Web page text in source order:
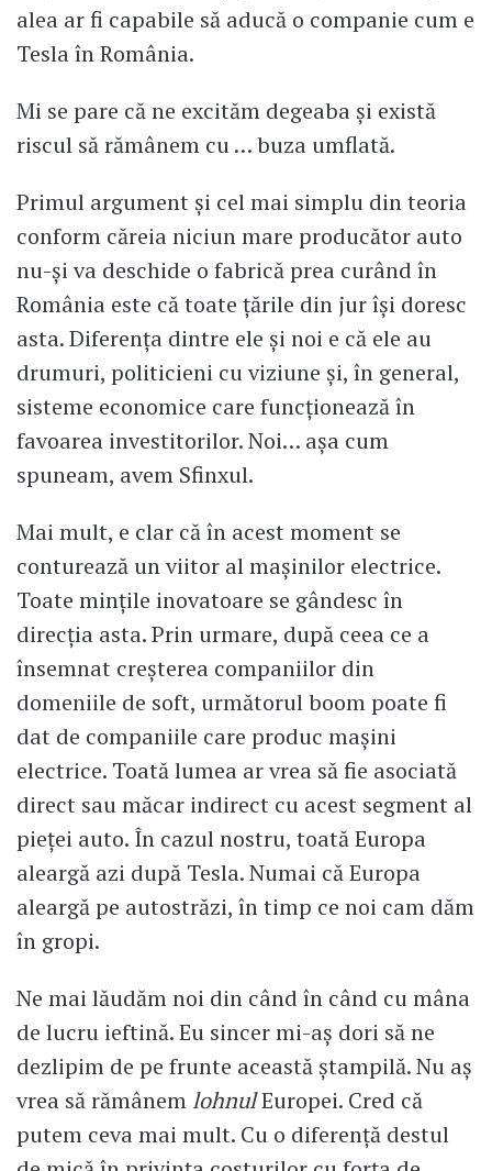
alea ar fi capabile să aducă o companie cum e
Tesla în România.
Mi se pare că ne excităm degeaba şi există
riscul să rămânem cu … buza umflată.
Primul argument şi cel mai simplu din teoria
conform căreia niciun mare producător auto
nu-şi va deschide o fabrică prea curând în
România este că toate ţările din jur îşi doresc
asta. Diferenţa dintre ele şi noi e că ele au
drumuri, politicieni cu viziune şi, în general,
sisteme economice care funcţionează în
favoarea investitorilor. Noi… aşa cum
spuneam, avem Sfinxul.
Mai mult, e clar că în acest moment se
conturează un viitor al maşinilor electrice.
Toate minţile inovatoare se gândesc în
direcţia asta. Prin urmare, după ceea ce a
însemnat creşterea companiilor din
domeniile de soft, următorul boom poate fi
dat de companiile care produc maşini
electrice. Toată lumea ar vrea să fie asociată
direct sau măcar indirect cu acest segment al
pieţei auto. În cazul nostru, toată Europa
aleargă azi după Tesla. Numai că Europa
aleargă pe autostrăzi, în timp ce noi cam dăm
în gropi.
Ne mai lăudăm noi din când în când cu mâna
de lucru ieftină. Eu sincer mi-aş dori să ne
dezlipim de pe frunte această ştampilă. Nu aş
vrea să rămânem lohnulEuropei. Cred că
putem ceva mai mult. Cu o diferenţă destul